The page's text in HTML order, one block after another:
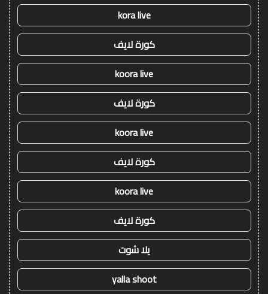
kora live
كورة لايف
koora live
كورة لايف
koora live
كورة لايف
koora live
كورة لايف
يلا شوت
yalla shoot